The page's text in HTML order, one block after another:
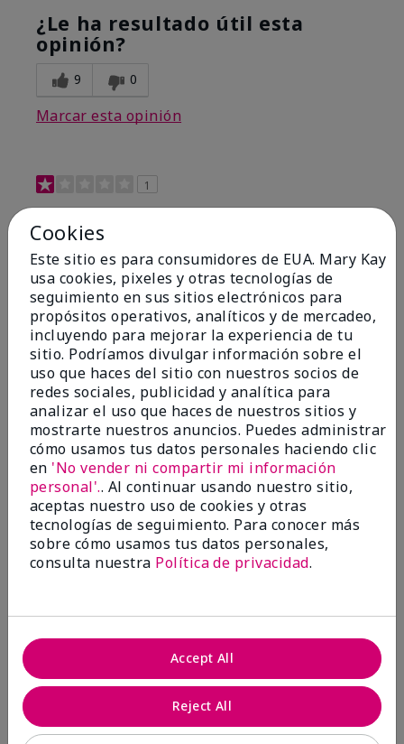
¿Le ha resultado útil esta
opinión?
9 0
Marcar esta opinión
1
Not a favorite
EnviadoHace 9 meses
por Bette B.
deGreen Valley
Comprador verificado
Evaluado en
marykay.com/en-us/
Comentarios sobre Mary Kay Chromafusion®
Blush
The blush is hard to get used to - it goes on very
heavy and then needs to be softened. I think I will
stick with my old brand for now.
Mostrar Traducción
ConclusiónNo, no recomendaría a un amigo
¿Le ha resultado útil esta
16 5
Marcar esta opinión
Cookies
Este sitio es para consumidores de EUA. Mary Kay
usa cookies, pixeles y otras tecnologías de
seguimiento en sus sitios electrónicos para
propósitos operativos, analíticos y de mercadeo,
incluyendo para mejorar la experiencia de tu
sitio. Podríamos divulgar información sobre el
uso que haces del sitio con nuestros socios de
redes sociales, publicidad y analítica para
analizar el uso que haces de nuestros sitios y
mostrarte nuestros anuncios. Puedes administrar
cómo usamos tus datos personales haciendo clic
en 'No vender ni compartir mi información
personal'.. Al continuar usando nuestro sitio,
aceptas nuestro uso de cookies y otras
tecnologías de seguimiento. Para conocer más
sobre cómo usamos tus datos personales,
consulta nuestra Política de privacidad.
Reject All
Accept All